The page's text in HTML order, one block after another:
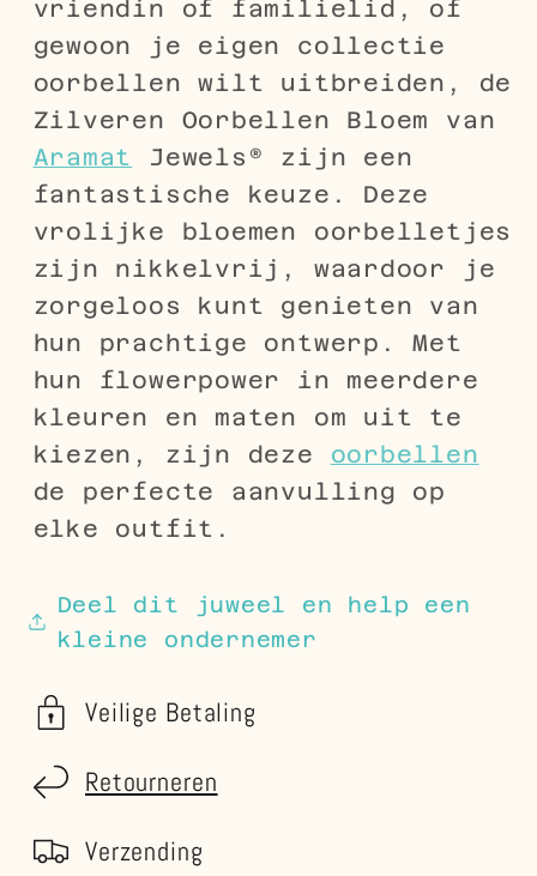
vriendin of familielid, of
gewoon je eigen collectie
oorbellen wilt uitbreiden, de
Zilveren Oorbellen Bloem van
Aramat
Jewels® zijn een
fantastische keuze. Deze
vrolijke bloemen oorbelletjes
zijn nikkelvrij, waardoor je
zorgeloos kunt genieten van
hun prachtige ontwerp. Met
hun flowerpower in meerdere
kleuren en maten om uit te
kiezen, zijn deze oorbellen
de perfecte aanvulling op
elke outfit.
Deel dit juweel en help een
kleine ondernemer
Veilige Betaling
Retourneren
Verzending